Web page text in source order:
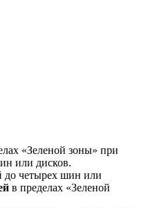
«Зеленой зоны» при
или дисков.
до четырех шин или
в пределах «Зеленой